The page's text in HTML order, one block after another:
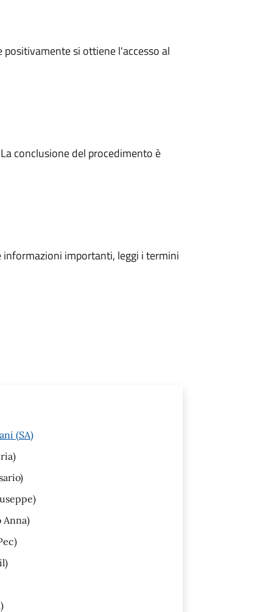
si ottiene l'accesso al
conclusione del procedimento è
informazioni importanti, leggi i termini
(SA)
Anna)